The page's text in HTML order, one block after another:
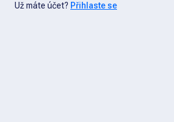
Už máte účet? Přihlaste se